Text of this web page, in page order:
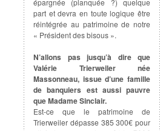
épargnée (planquée ?) quelque
part et devra en toute logique être
réintégrée au patrimoine de notre
« Président des bisous ».
N’allons pas jusqu’à dire que
Valérie Trierweiler née
Massonneau, issue d’une famille
de banquiers est aussi pauvre
que Madame Sinclair.
Est-ce que le patrimoine de
Trierweiler dépasse 385 300€ pour